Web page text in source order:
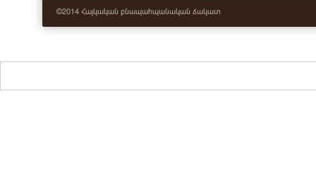
©2014 Հայկական բնապահպանական ճակատ